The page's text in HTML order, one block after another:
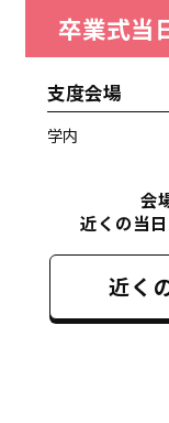
卒業式当
支度会場
学内
会
近くの当
近く